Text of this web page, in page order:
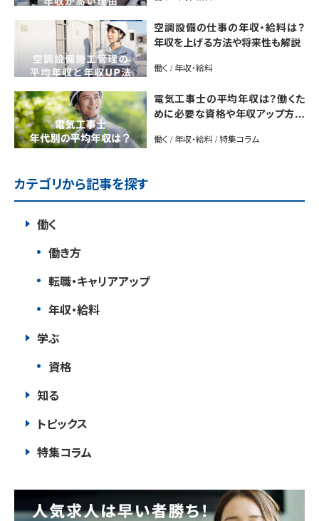
空調設備の仕事の年収・給料は？
年収を上げる方法や将来性も解説
働く / 年収・給料
電気工事士の平均年収は？働くた
めに必要な資格や年収アップ方法
働く / 年収・給料 / 特集コラム
カテゴリから記事を探す
働く
働き方
転職・キャリアアップ
年収・給料
学ぶ
資格
知る
トピックス
特集コラム